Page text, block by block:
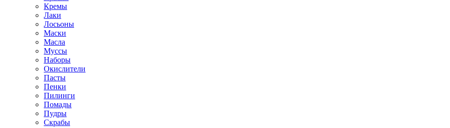
Кремы
Лаки
Лосьоны
Маски
Масла
Муссы
Наборы
Окислители
Пасты
Пенки
Пилинги
Помады
Пудры
Скрабы